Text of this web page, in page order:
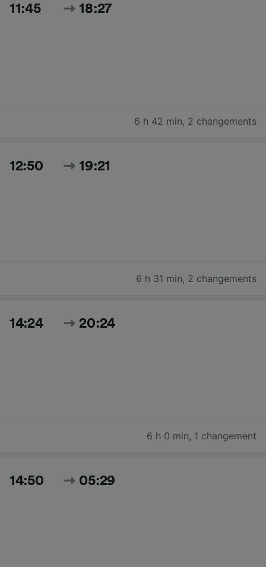
11:45 18:27
6 h 42 min, 2 changements
12:50 19:21
6 h 31 min, 2 changements
14:24 20:24
6 h 0 min, 1 changement
14:50 05:29